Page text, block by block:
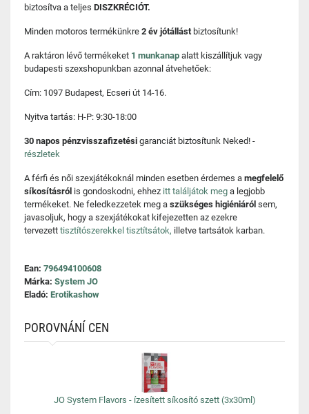
biztosítva a teljes DISZKRÉCIÓT.
Minden motoros termékünkre 2 év jótállást biztosítunk!
A raktáron lévő termékeket 1 munkanap alatt kiszállítjuk vagy
budapesti szexshopunkban azonnal átvehetőek:
Cím: 1097 Budapest, Ecseri út 14-16.
Nyitva tartás: H-P: 9:30-18:00
30 napos pénzvisszafizetési garanciát biztosítunk Neked! -
részletek
A férfi és női szexjátékoknál minden esetben érdemes a megfelelő
síkosításról is gondoskodni, ehhez itt találjátok meg a legjobb
termékeket. Ne feledkezzetek meg a szükséges higiéniáról sem,
javasoljuk, hogy a szexjátékokat kifejezetten az ezekre
tervezett tisztítószerekkel tisztítsátok, illetve tartsátok karban.
Ean: 796494100608
Márka: System JO
Eladó: Erotikashow
POROVNÁNÍ CEN
JO System Flavors - ízesített síkosító szett (3x30ml)